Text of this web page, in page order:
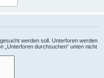
werden soll. Unterforen werden
„Unterforen durchsuchen“ unten nicht